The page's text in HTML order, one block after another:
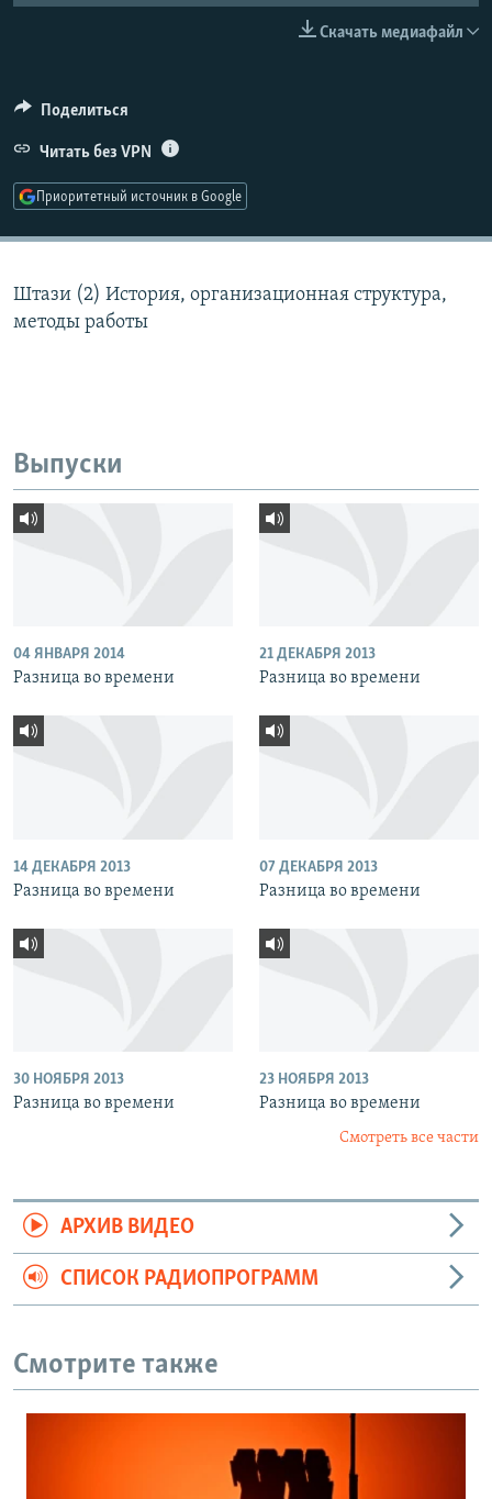
СОЦИАЛЬНЫЕ СЕТИ
Скачать медиафайл
Поделиться
Читать без VPN
Приоритетный источник в Google
Штази (2) История, организационная структура,
методы работы
Выпуски
04 ЯНВАРЯ 2014
Разница во времени
21 ДЕКАБРЯ 2013
Разница во времени
14 ДЕКАБРЯ 2013
Разница во времени
07 ДЕКАБРЯ 2013
Разница во времени
30 НОЯБРЯ 2013
Разница во времени
23 НОЯБРЯ 2013
Разница во времени
Смотреть все части
АРХИВ ВИДЕО
СПИСОК РАДИОПРОГРАММ
Смотрите также